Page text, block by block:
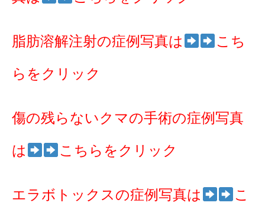
脂肪溶解注射の症例写真は こち
らをクリック
傷の残らないクマの手術の症例写真
は こちらをクリック
エラボトックスの症例写真は こ